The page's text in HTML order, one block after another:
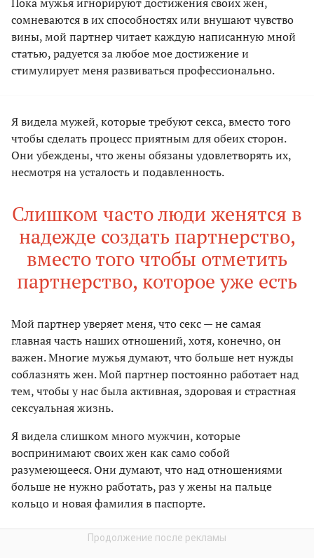
сомневаются в их способностях или внушают чувство
вины, мой партнер читает каждую написанную мной
статью, радуется за любое мое достижение и
стимулирует меня развиваться профессионально.
Я видела мужей, которые требуют секса, вместо того
чтобы сделать процесс приятным для обеих сторон.
Они убеждены, что жены обязаны удовлетворять их,
несмотря на усталость и подавленность.
Слишком часто люди женятся в
надежде создать партнерство,
вместо того чтобы отметить
партнерство, которое уже есть
Мой партнер уверяет меня, что секс — не самая
главная часть наших отношений, хотя, конечно, он
важен. Многие мужья думают, что больше нет нужды
соблазнять жен. Мой партнер постоянно работает над
тем, чтобы у нас была активная, здоровая и страстная
сексуальная жизнь.
Я видела слишком много мужчин, которые
воспринимают своих жен как само собой
разумеющееся. Они думают, что над отношениями
больше не нужно работать, раз у жены на пальце
кольцо и новая фамилия в паспорте.